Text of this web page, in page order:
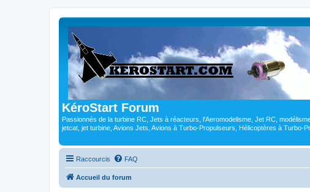
KéroStart Forum
Passionnés de la turbine RC, Jets à réacteurs, l'Aeromodelisme, Jet RC,
jetcat, jet turbine, Avions Jets, Avions à Turbo-Propulseurs, Hélicoptères à Turbo-
Raccourcis FAQ
Accueil du forum